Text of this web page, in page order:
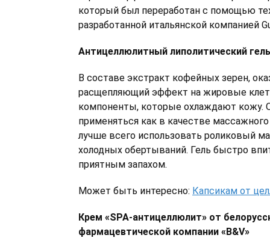
который был переработан с помощью
разработанной итальянской компанией
Антицеллюлитный липолитический
В составе экстракт кофейных зерен,
расщепляющий эффект на жировые
компоненты, которые охлаждают кожу.
применяться как в качестве массажного
лучше всего использовать роликовый
холодных обертываний. Гель быстро
приятным запахом.
Может быть интересно: Капсикам от
Крем «SPA-антицеллюлит» от
фармацевтической компании «B&V»